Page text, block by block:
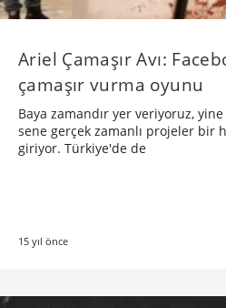
Ariel Çamaşır Avı:
çamaşır vurma oyunu
Baya zamandır yer veriyoruz,
sene gerçek zamanlı projeler bir
giriyor. Türkiye'de de
15 yıl önce